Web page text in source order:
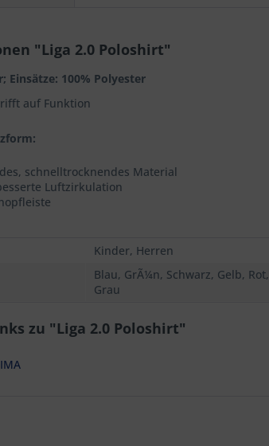
"Liga 2.0 Poloshirt"
Einsätze: 100% Polyester
auf Funktion
schnelltrocknendes Material
Luftzirkulation
Kinder, Herren
Blau, GrÃ¼n, Schwarz, Gelb, Rot,
Grau
zu "Liga 2.0 Poloshirt"